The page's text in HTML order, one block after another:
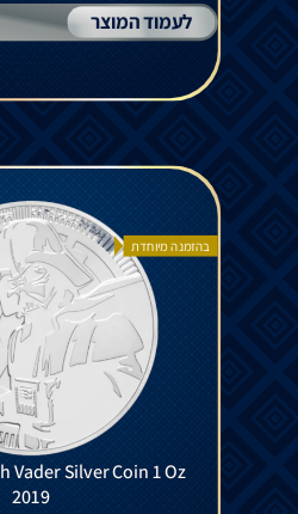
לעמוד המוצר
בהזמנה מיוחדת
Vader Silver Coin 1 Oz
2019